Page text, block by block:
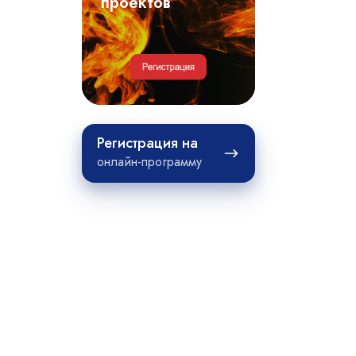
проектов
Регистрация на
онлайн-программу
Регистрация